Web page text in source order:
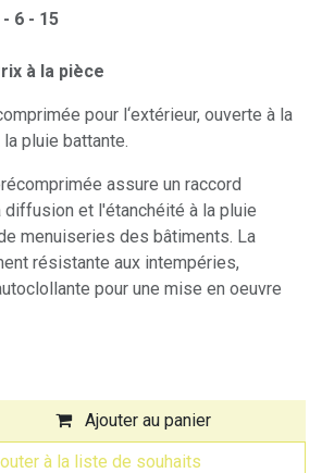
- 6 - 15
à la pièce
pour l‘extérieur, ouverte à la
pluie battante.
assure un raccord
diffusion et l'étanchéité à la pluie
menuiseries des bâtiments. La
résistante aux intempéries,
pour une mise en oeuvre
Ajouter au panier
à la liste de souhaits